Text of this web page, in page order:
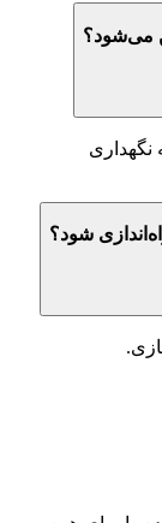
می‌شود؟
نگهداری
شود؟